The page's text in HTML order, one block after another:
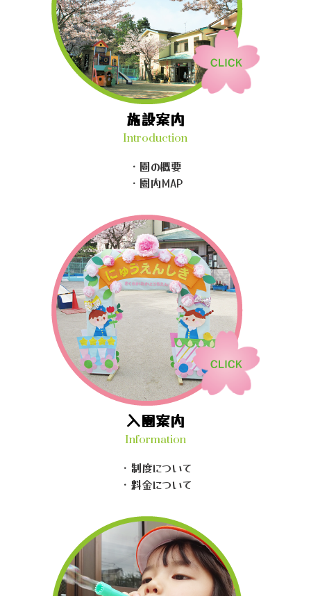
施設案内
Introduction
・園の概要
・園内MAP
入園案内
Information
・制度について
・料金について